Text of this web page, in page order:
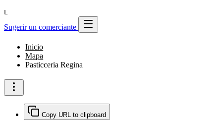
L
Sugerir un comerciante
Inicio
Mapa
Pasticceria Regina
Copy URL to clipboard